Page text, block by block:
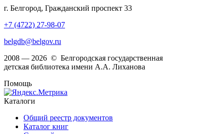
г. Белгород, Гражданский проспект 33
+7 (4722) 27-98-07
belgdb@belgov.ru
2008 — 2026 © Белгородская государственная
детская библиотека имени А.А. Лиханова
Помощь
Каталоги
Общий реестр документов
Каталог книг